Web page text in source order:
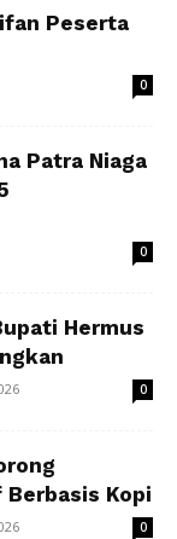
Peserta
0
Patra Niaga
0
Hermus
0
Kopi
0